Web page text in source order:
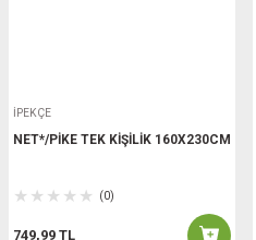
İPEKÇE
NET*/PİKE TEK KİŞİLİK 160X230CM
(0)
749,99 TL